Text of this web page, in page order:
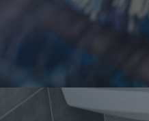
Réparation
cambriolage